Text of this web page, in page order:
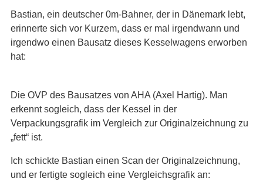
Bastian, ein deutscher 0m-Bahner, der in Dänemark lebt,
erinnerte sich vor Kurzem, dass er mal irgendwann und
irgendwo einen Bausatz dieses Kesselwagens erworben
hat:
Die OVP des Bausatzes von AHA (Axel Hartig). Man
erkennt sogleich, dass der Kessel in der
Verpackungsgrafik im Vergleich zur Originalzeichnung zu
„fett“ ist.
Ich schickte Bastian einen Scan der Originalzeichnung,
und er fertigte sogleich eine Vergleichsgrafik an: